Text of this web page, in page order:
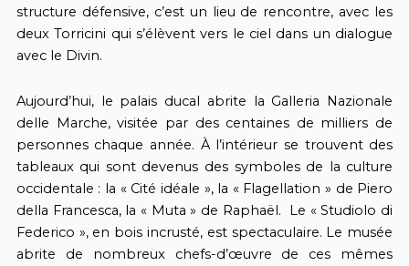
structure défensive, c’est un lieu de rencontre, avec les
deux Torricini qui s’élèvent vers le ciel dans un dialogue
avec le Divin.
Aujourd’hui, le palais ducal abrite la Galleria Nazionale
delle Marche, visitée par des centaines de milliers de
personnes chaque année. À l’intérieur se trouvent des
tableaux qui sont devenus des symboles de la culture
occidentale : la « Cité idéale », la « Flagellation » de Piero
della Francesca, la « Muta » de Raphaël. Le « Studiolo di
Federico », en bois incrusté, est spectaculaire. Le musée
abrite de nombreux chefs-d’œuvre de ces mêmes